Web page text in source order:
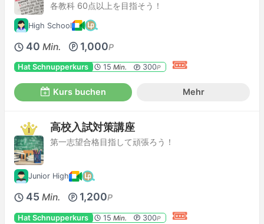
各教科 60点以上を目指そう！
High School
40 Min. 1,000P
Hat Schnupperkurs 15 Min. 300P
Kurs buchen Mehr
高校入試対策講座
第一志望合格目指して頑張ろう！
Junior High
45 Min. 1,200P
Hat Schnupperkurs 15 Min. 300P